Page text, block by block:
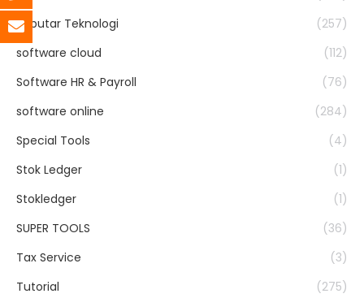
Seputar Teknologi
(257)
software cloud
(112)
Software HR & Payroll
(76)
software online
(284)
Special Tools
(4)
Stok Ledger
(1)
Stokledger
(1)
SUPER TOOLS
(36)
Tax Service
(3)
Tutorial
(275)